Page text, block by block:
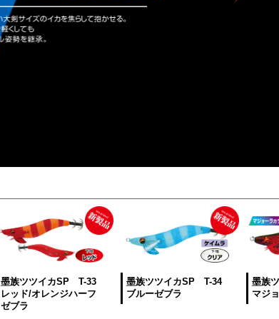
墨族ツツイカSP T-33
レッド/オレンジハーフ
ゼブラ
墨族ツツイカSP T-34
ブルーゼブラ
墨族
マジ